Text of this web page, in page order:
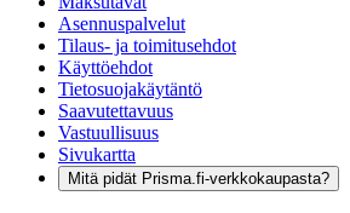
Asennuspalvelut
Tilaus- ja toimitusehdot
Käyttöehdot
Tietosuojakäytäntö
Saavutettavuus
Vastuullisuus
Sivukartta
Mitä pidät Prisma.fi-verkkokaupasta?